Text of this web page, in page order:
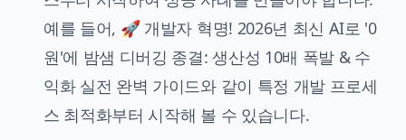
예를 들어, 🚀 개발자 혁명! 2026년 최신 AI로 '0
원'에 밤샘 디버깅 종결: 생산성 10배 폭발 & 수
익화 실전 완벽 가이드와 같이 특정 개발 프로세
스 최적화부터 시작해 볼 수 있습니다.